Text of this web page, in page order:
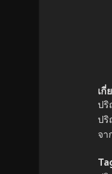
เกี่
ปริ
ปริ
จา